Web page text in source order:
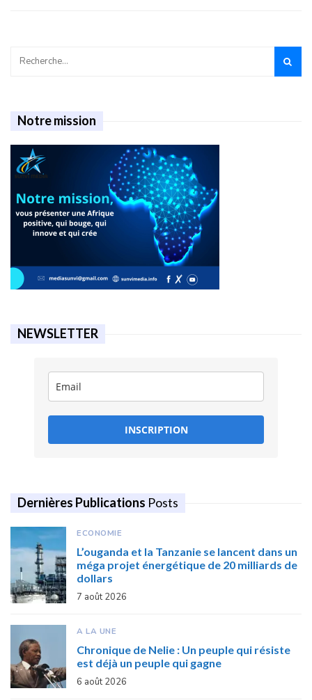
Notre mission
NEWSLETTER
INSCRIPTION
Dernières Publications Posts
ECONOMIE
L’ouganda et la Tanzanie se lancent dans un
méga projet énergétique de 20 milliards de
dollars
7 août 2026
A LA UNE
Chronique de Nelie : Un peuple qui résiste
est déjà un peuple qui gagne
6 août 2026